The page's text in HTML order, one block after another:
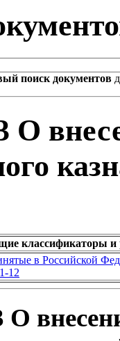
поиск документов
О
классификаторы и
в Российской
12
О